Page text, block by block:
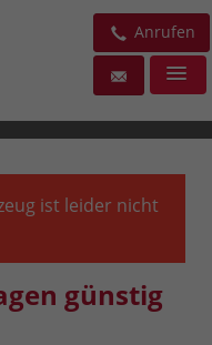
Anrufen
ist leider nicht
günstig